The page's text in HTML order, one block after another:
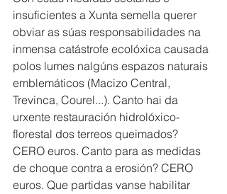
insuficientes a Xunta semella querer
obviar as súas responsabilidades na
inmensa catástrofe ecolóxica causada
polos lumes nalgúns espazos naturais
emblemáticos (Macizo Central,
Trevinca, Courel...). Canto hai da
urxente restauración hidrolóxico-
florestal dos terreos queimados?
CERO euros. Canto para as medidas
de choque contra a erosión? CERO
euros. Que partidas vanse habilitar